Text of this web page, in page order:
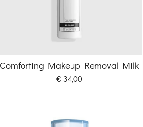
Comforting Makeup Removal Milk
€ 34,00